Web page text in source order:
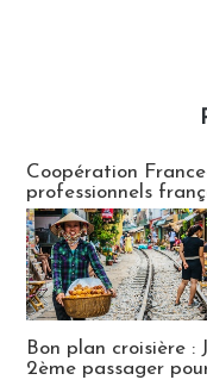
Coopération
professionnels
Bon plan croisière :
2ème passager